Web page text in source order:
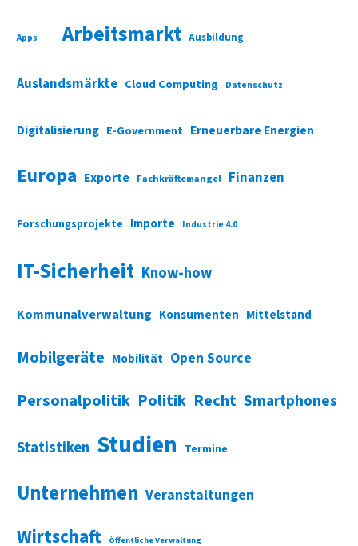
Apps Arbeitsmarkt Ausbildung
Auslandsmärkte Cloud Computing Datenschutz
Digitalisierung E-Government Erneuerbare Energien
Europa Exporte Fachkräftemangel Finanzen
Forschungsprojekte Importe Industrie 4.0
IT-Sicherheit Know-how
Kommunalverwaltung Konsumenten Mittelstand
Mobilgeräte Mobilität Open Source
Personalpolitik Politik Recht Smartphones
Statistiken Studien Termine
Unternehmen Veranstaltungen
Wirtschaft Öffentliche Verwaltung